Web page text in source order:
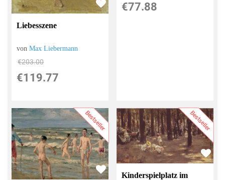
Liebesszene
vonMax Liebermann
€203.00
€119.77
€77.88
Bestseller Bestseller
Kinderspielplatz im